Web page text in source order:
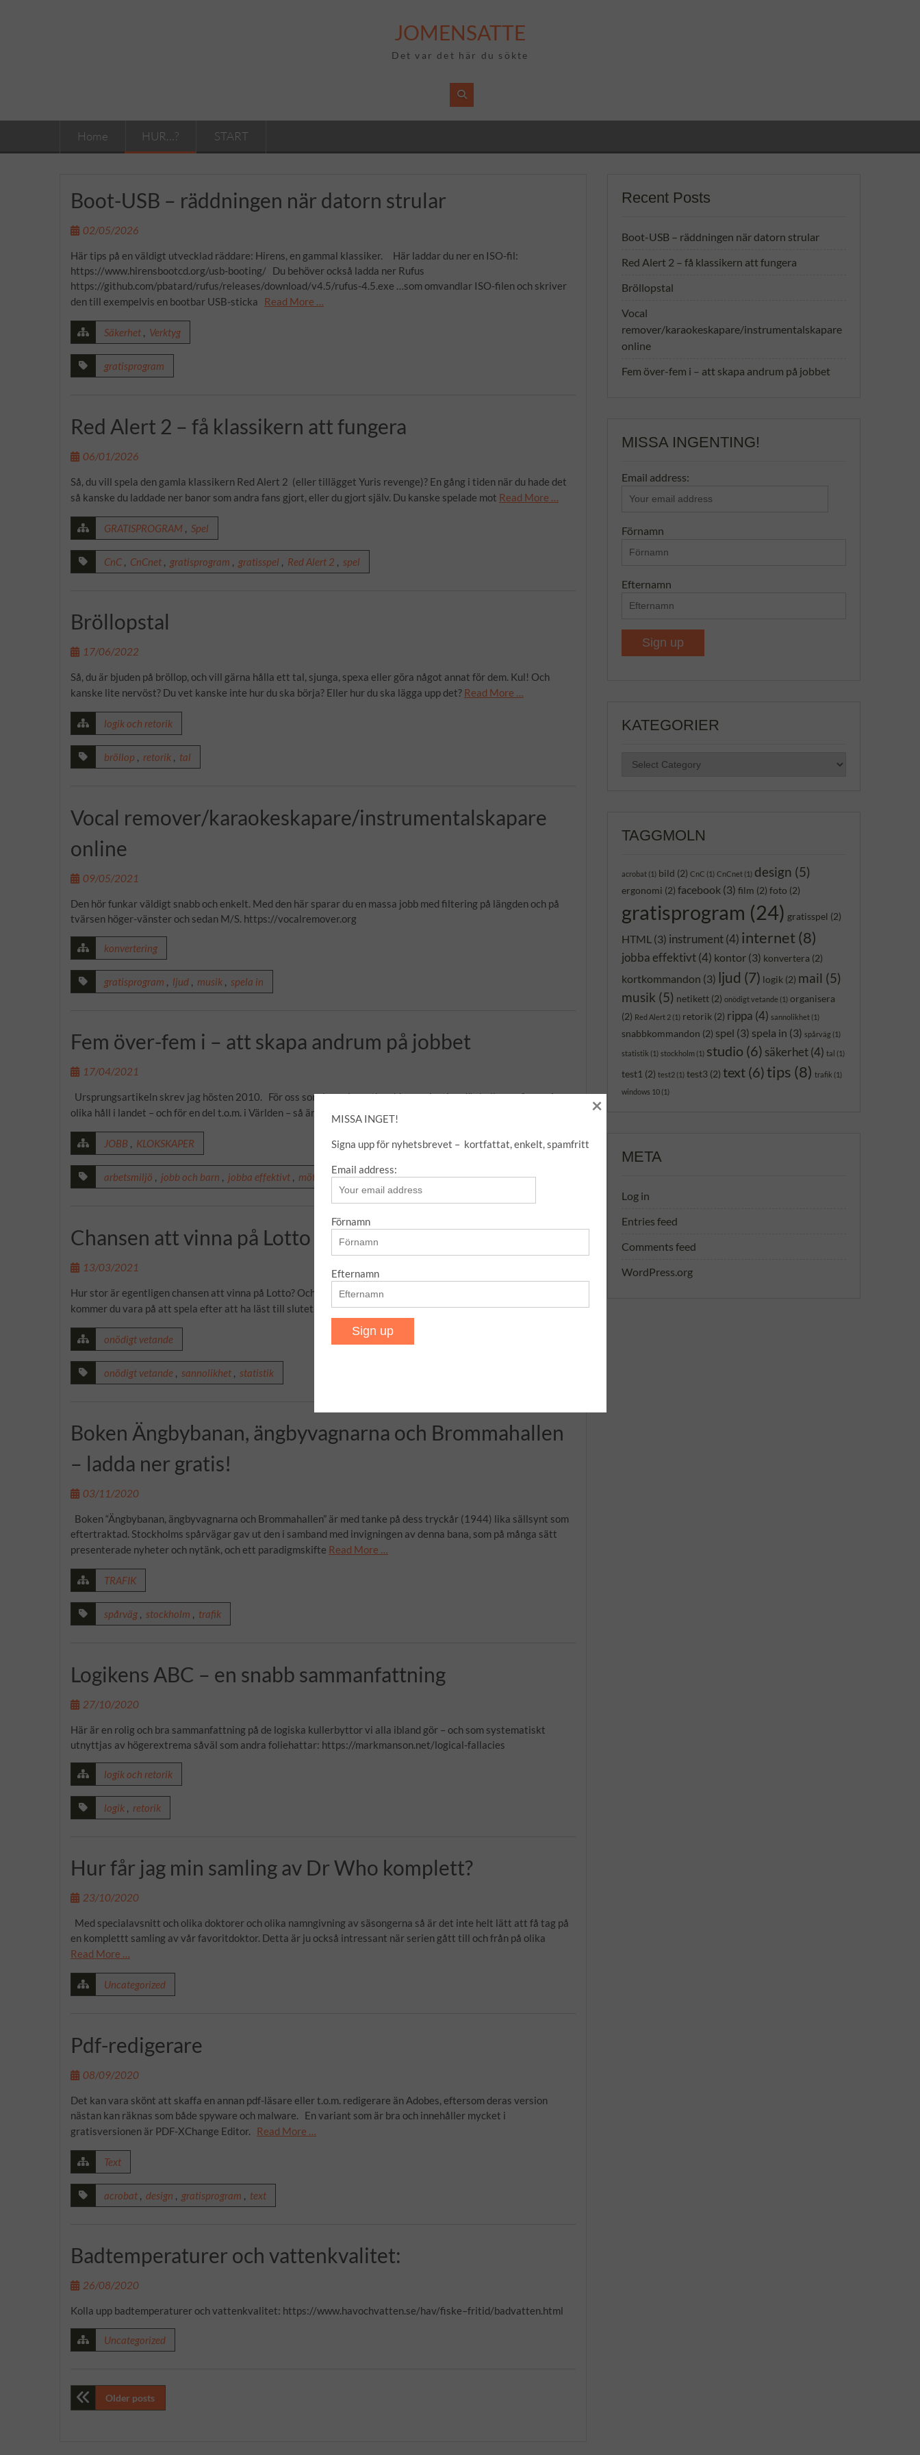
JOMENSATTE
Det var det här du sökte
Home HUR…? START
Boot-USB – räddningen när datorn strular
02/05/2026
Här tips på en väldigt utvecklad räddare: Hirens, en gammal klassiker. Här laddar du ner en ISO-fil:
https://www.hirensbootcd.org/usb-booting/ Du behöver också ladda ner Rufus
https://github.com/pbatard/rufus/releases/download/v4.5/rufus-4.5.exe …som omvandlar ISO-filen och skriver
den till exempelvis en bootbar USB-sticka Read More …
Säkerhet , Verktyg
gratisprogram
Red Alert 2 – få klassikern att fungera
06/01/2026
Så, du vill spela den gamla klassikern Red Alert 2 (eller tillägget Yuris revenge)? En gång i tiden när du hade det
så kanske du laddade ner banor som andra fans gjort, eller du gjort själv. Du kanske spelade mot Read More …
GRATISPROGRAM Spel
CnC CnCnet gratisprogram gratisspel Red Alert 2 spel
Bröllopstal
17/06/2022
Så, du är bjuden på bröllop, och vill gärna hålla ett tal, sjunga, spexa eller göra något annat för dem. Kul! Och
kanske lite nervöst? Du vet kanske inte hur du ska börja? Eller hur du ska lägga upp det? Read More …
logik och retorik
bröllop , retorik , tal
Vocal remover/karaokeskapare/instrumentalskapare
online
09/05/2021
Den hör funkar väldigt snabb och enkelt. Med den här sparar du en massa jobb med filtering på längden och på
tvärsen höger-vänster och sedan M/S. https://vocalremover.org
konvertering
gratisprogram ljud musik spela in
Fem över-fem i – att skapa andrum på jobbet
17/04/2021
Ursprungsartikeln skrev jag hösten 2010. För oss som lever i en utbredd organisation där kollegor finns på
olika håll i landet – och för en del t.o.m. i Världen – så är distansarbete och möten i Skype (eller
JOBB , KLOKSKAPER
arbetsmiljö , jobb och barn , jobba effektivt , möteskultur
Chansen att vinna på Lotto räknat i glas på fotbollsplan
13/03/2021
Hur stor är egentligen chansen att vinna på Lotto? Och hur gör man den greppbar? Hur ser den ut? Och hur sugen
kommer du vara på att spela efter att ha läst till slutet..? Ett klassiskt sätt att beskriva mängderRead More …
onödigt vetande
onödigt vetande sannolikhet statistik
Boken Ängbybanan, ängbyvagnarna och Brommahallen
– ladda ner gratis!
03/11/2020
Boken “Ängbybanan, ängbyvagnarna och Brommahallen” är med tanke på dess tryckår (1944) lika sällsynt som
eftertraktad. Stockholms spårvägar gav ut den i samband med invigningen av denna bana, som på många sätt
presenterade nyheter och nytänk, och ett paradigmskifte Read More …
TRAFIK
spårväg , stockholm , trafik
Logikens ABC – en snabb sammanfattning
27/10/2020
Här är en rolig och bra sammanfattning på de logiska kullerbyttor vi alla ibland gör – och som systematiskt
utnyttjas av högerextrema såväl som andra foliehattar: https://markmanson.net/logical-fallacies
logik och retorik
logik retorik
Hur får jag min samling av Dr Who komplett?
23/10/2020
Med specialavsnitt och olika doktorer och olika namngivning av säsongerna så är det inte helt lätt att få tag på
en komplettt samling av vår favoritdoktor. Detta är ju också intressant när serien gått till och från på olika
Read More …
Uncategorized
Pdf-redigerare
08/09/2020
Det kan vara skönt att skaffa en annan pdf-läsare eller t.o.m. redigerare än Adobes, eftersom deras version
nästan kan räknas som både spyware och malware. En variant som är bra och innehåller mycket i
gratisversionen är PDF-XChange Editor. Read More …
Text
acrobat design gratisprogram text
Badtemperaturer och vattenkvalitet:
26/08/2020
Kolla upp badtemperaturer och vattenkvalitet: https://www.havochvatten.se/hav/fiske–fritid/badvatten.html
Uncategorized
PostsOlder posts
Recent Posts
Boot-USB – räddningen när datorn strular
Red Alert 2 – få klassikern att fungera
Bröllopstal
Vocal
remover/karaokeskapare/instrumentalskapare
online
Fem över-fem i – att skapa andrum på jobbet
MISSA INGENTING!
Email address:
Förnamn
Efternamn
KATEGORIER
KATEGORIER
TAGGMOLN
acrobat (1) bild (2) CnC (1) CnCnet (1) design (5)
ergonomi (2) facebook (3) film (2) foto (2)
gratisprogram (24) gratisspel (2)
HTML (3) instrument(4) internet(8)
jobba effektivt(4) kontor (3) konvertera (2)
kortkommandon (3) ljud (7) logik (2) mail (5)
musik (5) netikett (2) onödigt vetande (1) organisera
(2) Red Alert 2 (1) retorik (2) rippa (4) sannolikhet (1)
snabbkommandon (2) spel (3) spela in (3) spårväg (1)
statistik (1) stockholm (1) studio (6) säkerhet(4) tal (1)
test1 (2) test2 (1) test3 (2) text (6)tips (8) trafik (1)
windows 10 (1)
META
Log in
Entries feed
Comments feed
WordPress.org
MISSA INGET!
Signa upp för nyhetsbrevet – kortfattat, enkelt, spamfritt
Email address:
Förnamn
Efternamn
×